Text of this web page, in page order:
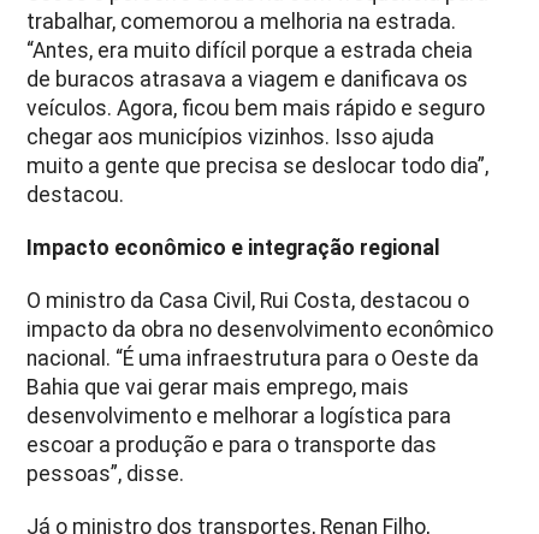
trabalhar, comemorou a melhoria na estrada.
“Antes, era muito difícil porque a estrada cheia
de buracos atrasava a viagem e danificava os
veículos. Agora, ficou bem mais rápido e seguro
chegar aos municípios vizinhos. Isso ajuda
muito a gente que precisa se deslocar todo dia”,
destacou.
Impacto econômico e integração regional
O ministro da Casa Civil, Rui Costa, destacou o
impacto da obra no desenvolvimento econômico
nacional. “É uma infraestrutura para o Oeste da
Bahia que vai gerar mais emprego, mais
desenvolvimento e melhorar a logística para
escoar a produção e para o transporte das
pessoas”, disse.
Já o ministro dos transportes, Renan Filho,